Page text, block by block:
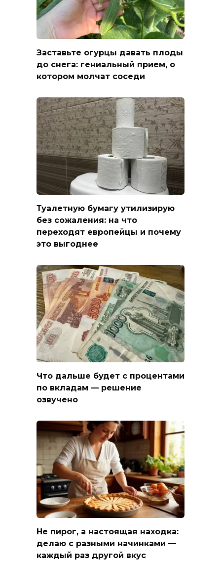
Заставьте огурцы давать плоды
до снега: гениальный прием, о
котором молчат соседи
Туалетную бумагу утилизирую
без сожаления: на что
переходят европейцы и почему
это выгоднее
Что дальше будет с процентами
по вкладам — решение
озвучено
Не пирог, а настоящая находка:
делаю с разными начинками —
каждый раз другой вкус